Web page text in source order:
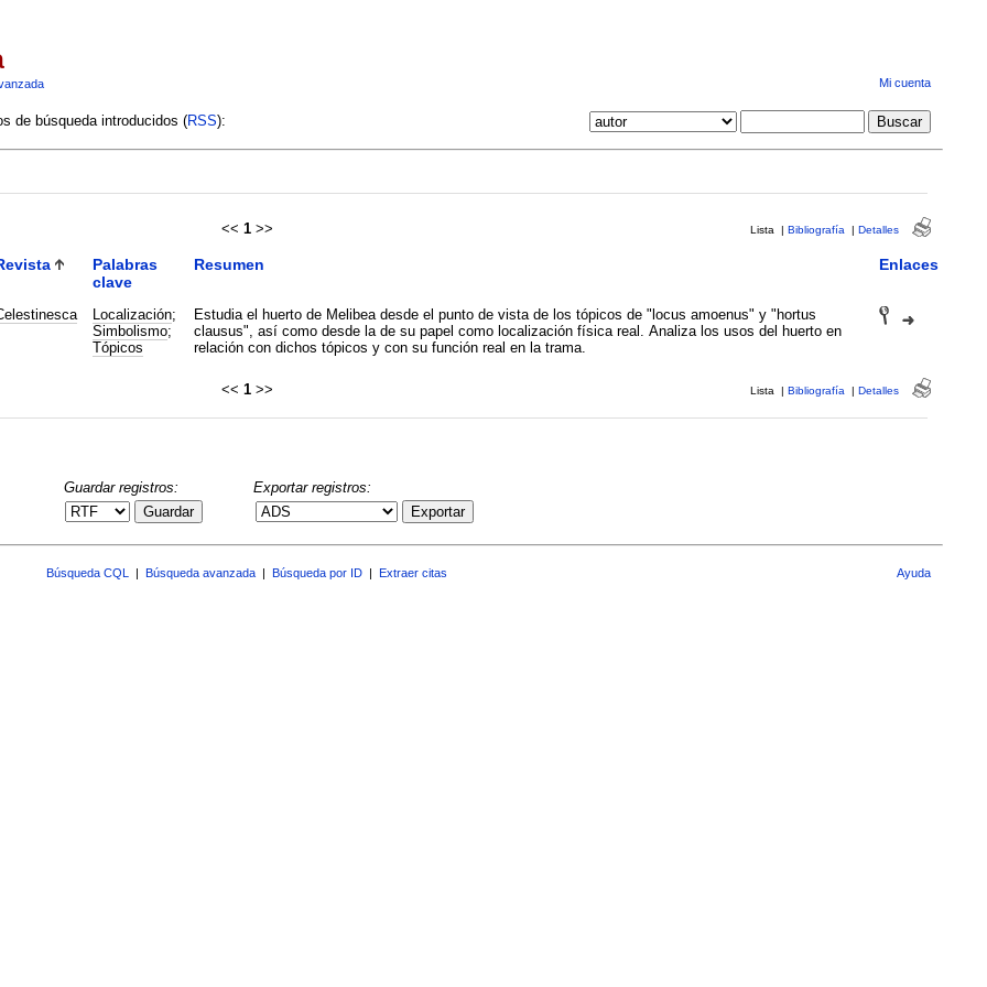
Mi cuenta
de búsqueda introducidos (RSS):
<< 1 >> Lista | Bibliografía | Detalles
Palabras
clave
Resumen Enlaces
Localización;
Simbolismo;
Tópicos
Estudia el huerto de Melibea desde el punto de vista de los tópicos de "locus amoenus" y "hortus
clausus", así como desde la de su papel como localización física real. Analiza los usos del huerto en
relación con dichos tópicos y con su función real en la trama.
<< 1 >> Lista | Bibliografía | Detalles
Guardar registros:
Guardar
Exportar registros:
Exportar
Búsqueda CQL Búsqueda avanzada Búsqueda por ID Extraer citas Ayuda